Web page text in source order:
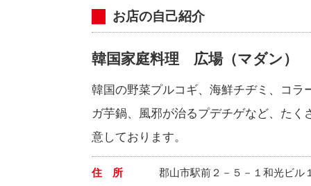
お店の自己紹介
韓国家庭料理 広場（マダン）
韓国の野菜プルコギ、海鮮チヂミ、コラ
ガ芋鍋、風邪が治るプデチゲなど、たく
意しております。
住 所 郡山市駅前２－５－１和光ビル